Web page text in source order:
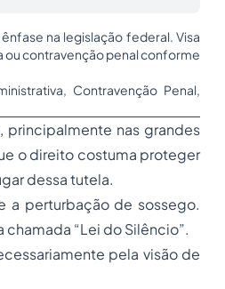
na legislação federal. Visa
ou contravenção penal conforme
Contravenção Penal,
principalmente nas grandes
o direito costuma proteger
dessa tutela.
a perturbação de sossego.
“Lei do Silêncio”.
pela visão de